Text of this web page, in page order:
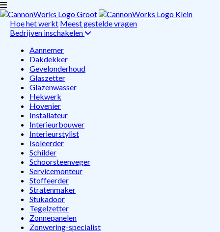
Hoe het werkt Meest gestelde vragen
Bedrijven inschakelen
Aannemer
Dakdekker
Gevelonderhoud
Glaszetter
Glazenwasser
Hekwerk
Hovenier
Installateur
Interieurbouwer
Interieurstylist
Isoleerder
Schilder
Schoorsteenveger
Servicemonteur
Stoffeerder
Stratenmaker
Stukadoor
Tegelzetter
Zonnepanelen
Zonwering-specialist